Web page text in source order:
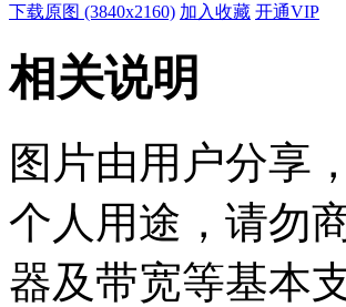
下载原图 (3840x2160) 加入收藏 开通VIP
相关说明
图片由用户分享
个人用途，请勿
器及带宽等基本